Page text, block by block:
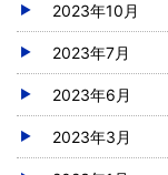
2023年10月
2023年7月
2023年6月
2023年3月